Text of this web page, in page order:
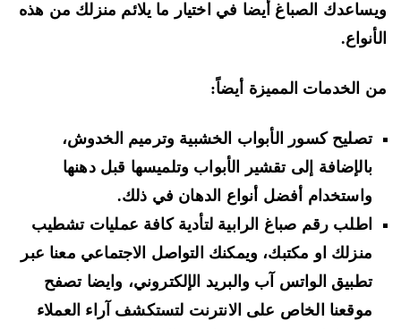
الصباغ أيضا في اختيار ما يلائم منزلك من هذه
الخدمات المميزة أيضاً:
تصليح كسور الأبواب الخشبية وترميم الخدوش،
بالإضافة إلى تقشير الأبواب وتلميسها قبل دهنها
واستخدام أفضل أنواع الدهان في ذلك.
اطلب رقم صباغ الرابية لتأدية كافة عمليات تشطيب
منزلك او مكتبك، ويمكنك التواصل الاجتماعي معنا عبر
تطبيق الواتس آب والبريد الإلكتروني، وايضا تصفح
موقعنا الخاص على الانترنت لتستكشف آراء العملاء